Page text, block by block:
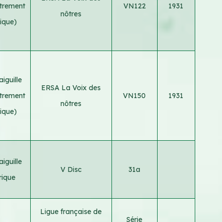
nôtres
VN122 1931
ERSA La Voix des
nôtres
VN150 1931
V Disc 31a
Ligue française de
Série